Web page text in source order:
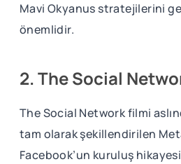
Mavi Okyanus stratejilerini
önemlidir.
2. The Social
The Social Network filmi
tam olarak şekillendirilen
Facebook’un kuruluş